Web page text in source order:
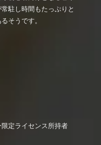
駐し時間もたっぷりと
そうです。
定ライセンス所持者